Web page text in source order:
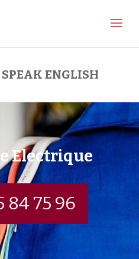
ENGLISH
Electrique
84 75 96